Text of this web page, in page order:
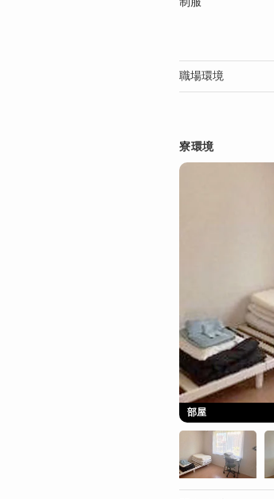
職場環境
寮環境
部屋